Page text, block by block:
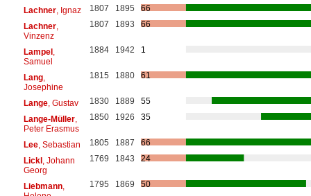
Lachner, Ignaz 1807 1895
66
Lachner,
Vinzenz
1807 1893 66
Lampel,
Samuel
1884 1942 1
Lang,
Josephine
1815 1880 61
Lange, Gustav 1830 1889
55
Lange-Müller,
Peter Erasmus
1850 1926 35
Lee, Sebastian 1805 1887
66
Lickl, Johann
Georg
1769 1843 24
Liebmann,
1795 1869 50